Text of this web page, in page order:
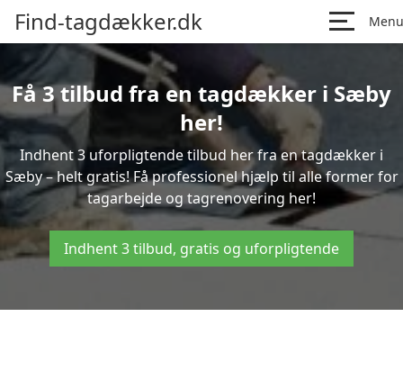
Find-tagdækker.dk Menu
Få 3 tilbud fra en tagdækker i Sæby
her!
Indhent 3 uforpligtende tilbud her fra en tagdækker i
Sæby – helt gratis! Få professionel hjælp til alle former for
tagarbejde og tagrenovering her!
Indhent 3 tilbud, gratis og uforpligtende